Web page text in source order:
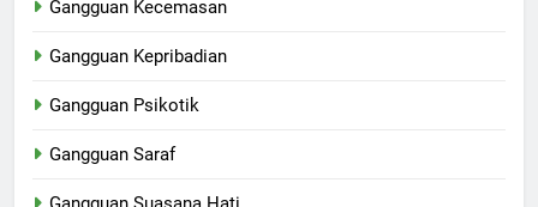
Gangguan Kecemasan
Gangguan Kepribadian
Gangguan Psikotik
Gangguan Saraf